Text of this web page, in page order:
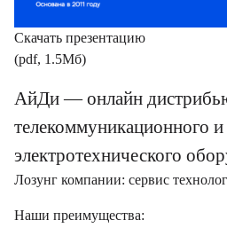
Скачать презентацию
(pdf, 1.5Мб)
АйДи — онлайн
телекоммуникационного и
электротехнического
Лозунг компании: сервис
Наши преимущества: